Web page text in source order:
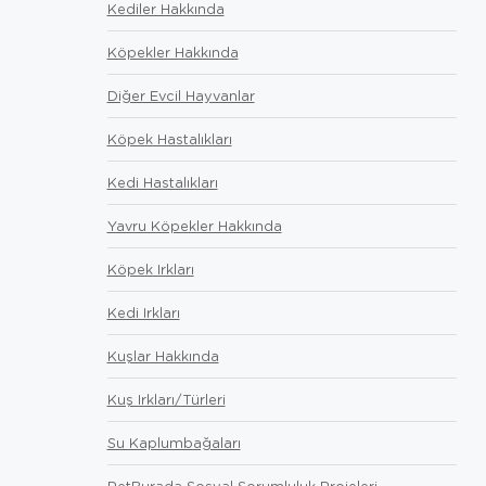
Kediler Hakkında
Köpekler Hakkında
Diğer Evcil Hayvanlar
Köpek Hastalıkları
Kedi Hastalıkları
Yavru Köpekler Hakkında
Köpek Irkları
Kedi Irkları
Kuşlar Hakkında
Kuş Irkları/Türleri
Su Kaplumbağaları